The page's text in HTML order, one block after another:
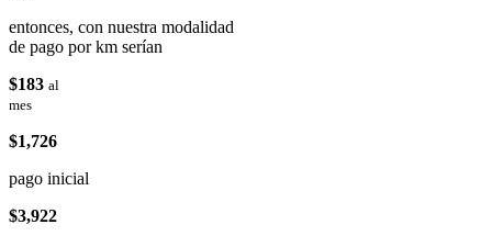
entonces, con nuestra modalidad
de pago por km serían
$183 al
mes
$1,726
pago inicial
$3,922